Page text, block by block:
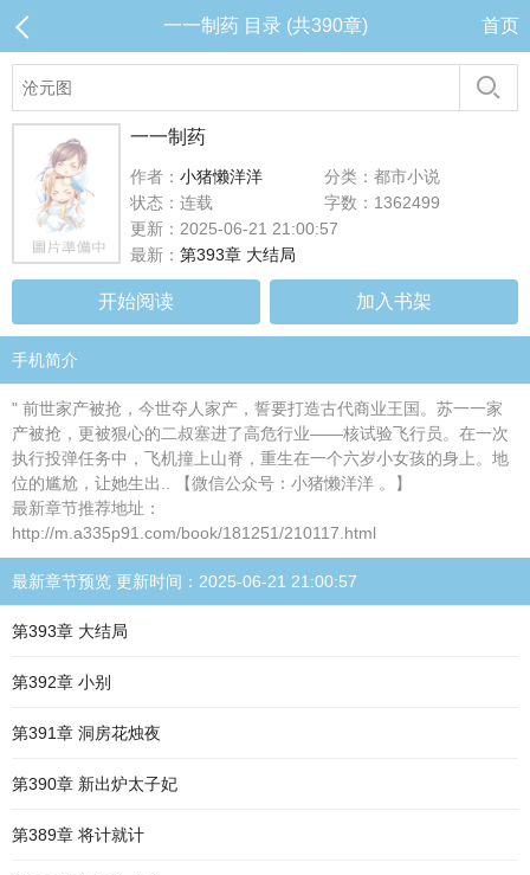
一一制药 目录 (共390章) 首页
一一制药
作者： 小猪懒洋洋
分类：都市小说
状态：连载
字数：1362499
更新：2025-06-21 21:00:57
最新： 第393章 大结局
开始阅读 加入书架
手机简介
" 前世家产被抢，今世夺人家产，誓要打造古代商业王国。苏一一家
产被抢，更被狠心的二叔塞进了高危行业——核试验飞行员。在一次
执行投弹任务中，飞机撞上山脊，重生在一个六岁小女孩的身上。地
位的尴尬，让她生出.. 【微信公众号：小猪懒洋洋 。】
最新章节推荐地址：
http://m.a335p91.com/book/181251/210117.html
最新章节预览 更新时间：2025-06-21 21:00:57
第393章 大结局
第392章 小别
第391章 洞房花烛夜
第390章 新出炉太子妃
第389章 将计就计